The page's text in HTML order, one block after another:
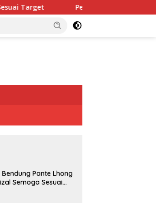
Pembanguan Jembatan Perintis Reje
Pante Lhong
Semoga Sesuai